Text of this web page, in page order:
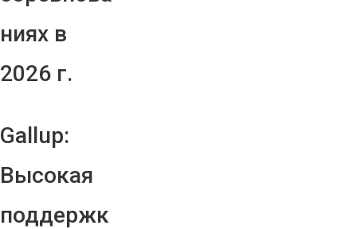
ниях в
2026 г.
Gallup:
Высокая
поддержк